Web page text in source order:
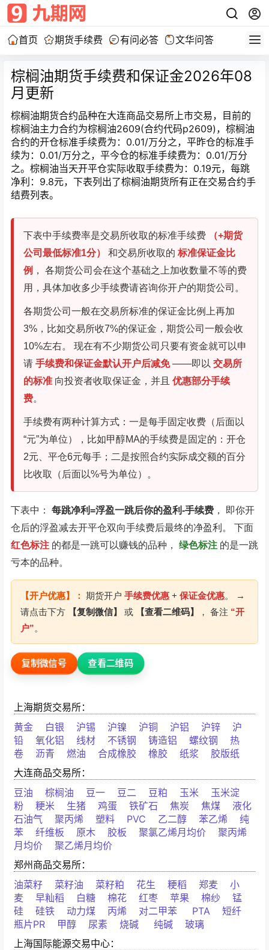
首页 期货手续费 有问必答 文华问答
棕榈油期货手续费和保证金2026年08
月更新
棕榈油期货合约品种在大连商品交易所上市交易，目前的
棕榈油主力合约为棕榈油2609(合约代码p2609)，棕榈油
合约的开仓标准手续费为：0.01/万分之，平昨仓的标准手
续为：0.01/万分之，平今仓的标准手续费为：0.01/万分
之。棕榈油当天开平仓实际收取手续费为：0.19元，每跳
净利：9.8元，下表列出了棕榈油期货所有正在交易合约手
结费列表。
下表中手续费率是交易所收取的标准手续费
（+期货
公司最低标准1分）
和交易所收取的 标准保证金比
例 ， 各期货公司会在这个基础之上加收数量不等的费
用，具体加收多少手续费请咨询你开户的期货公司。
各期货公司一般在交易所标准的保证金比例上再加
3%，比如交易所收7%的保证金，期货公司一般会收
10%左右。 现在有不少期货公司只要有资金就可以申
请 手续费和保证金默认开户后减免——即以 交易所
的标准 向投资者收取保证金，并且 优惠部分手续
费。
手续费有两种计算方式：一是每手固定收费（后面以
“元”为单位），比如甲醇MA的手续费是固定的：开仓
2元、平仓6元每手；二是按照合约实际成交额的百分
比收取（后面以%号为单位）。
下表中： 每跳净利=浮盈一跳后你的盈利-手续费 ， 即你开
仓后的浮盈减去开平仓双向手续费后最终的净盈利。 下面
红色标注 的都是一跳可以赚钱的品种， 绿色标注 的是一跳
亏本的品种。
【开户优惠】： 期货开户 手续费优惠 + 保证金优惠。 →
请点击下方
【复制微信】 或 【查看二维码】 ， 备注 “开
户”。
复制微信号 查看二维码
上海期货交易所：
黄金
白银 沪锡 沪镍 沪铜 沪铝 沪锌
沪
铅
氧化铝 线材 不锈钢 铸造铝 螺纹钢
热
卷
沥青 燃油 合成橡胶 橡胶 纸浆
胶版纸
大连商品交易所：
豆油
棕榈油 豆一 豆二 豆粕 玉米
玉米淀
粉
粳米 生猪 鸡蛋 铁矿石 焦炭 焦煤
液化
石油气
聚丙烯 塑料 PVC 乙二醇 苯乙烯
纯
苯
纤维板 原木 胶板 聚氯乙烯月均价
聚丙烯
月均价
聚乙烯月均价
郑州商品交易所：
油菜籽
菜籽油 菜籽粕 花生 粳稻 郑麦
小
麦
早籼稻 白糖 棉花 红枣 苹果 棉纱
锰
硅
硅铁 动力煤 丙烯 对二甲苯 PTA
短纤
瓶片PR
甲醇 尿素 烧碱 纯碱
玻璃
上海国际能源交易中心：